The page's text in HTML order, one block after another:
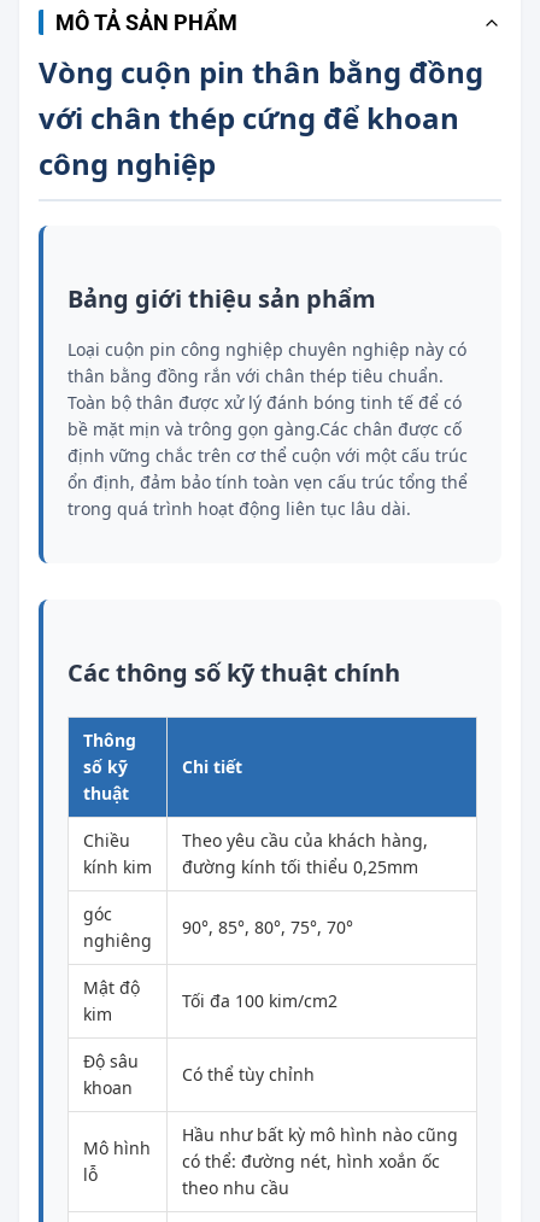
MÔ TẢ SẢN PHẨM
Vòng cuộn pin thân bằng đồng
với chân thép cứng để khoan
công nghiệp
Bảng giới thiệu sản phẩm
Loại cuộn pin công nghiệp chuyên nghiệp này có
thân bằng đồng rắn với chân thép tiêu chuẩn.
Toàn bộ thân được xử lý đánh bóng tinh tế để có
bề mặt mịn và trông gọn gàng.Các chân được cố
định vững chắc trên cơ thể cuộn với một cấu trúc
ổn định, đảm bảo tính toàn vẹn cấu trúc tổng thể
trong quá trình hoạt động liên tục lâu dài.
Các thông số kỹ thuật chính
Thông
số kỹ
thuật
Chi tiết
Chiều
kính kim
Theo yêu cầu của khách hàng,
đường kính tối thiểu 0,25mm
góc
nghiêng
90°, 85°, 80°, 75°, 70°
Mật độ
kim
Tối đa 100 kim/cm2
Độ sâu
khoan
Có thể tùy chỉnh
Mô hình
lỗ
Hầu như bất kỳ mô hình nào cũng
có thể: đường nét, hình xoắn ốc
theo nhu cầu